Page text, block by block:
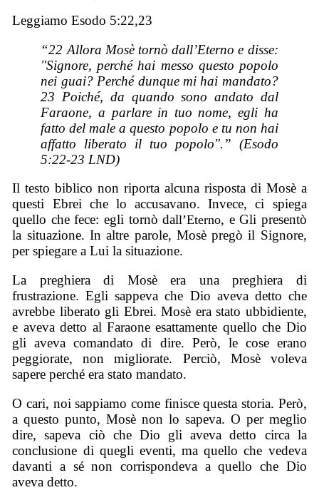
Leggiamo Esodo 5:22,23
“22 Allora Mosè tornò dall’Eterno e disse:
"Signore, perché hai messo questo popolo
nei guai? Perché dunque mi hai mandato?
23 Poiché, da quando sono andato dal
Faraone, a parlare in tuo nome, egli ha
fatto del male a questo popolo e tu non hai
affatto liberato il tuo popolo".” (Esodo
5:22-23 LND)
Il testo biblico non riporta alcuna risposta di Mosè a
questi Ebrei che lo accusavano. Invece, ci spiega
quello che fece: egli tornò dall’Eterno, e Gli presentò
la situazione. In altre parole, Mosè pregò il Signore,
per spiegare a Lui la situazione.
La preghiera di Mosè era una preghiera di
frustrazione. Egli sappeva che Dio aveva detto che
avrebbe liberato gli Ebrei. Mosè era stato ubbidiente,
e aveva detto al Faraone esattamente quello che Dio
gli aveva comandato di dire. Però, le cose erano
peggiorate, non migliorate. Perciò, Mosè voleva
sapere perché era stato mandato.
O cari, noi sappiamo come finisce questa storia. Però,
a questo punto, Mosè non lo sapeva. O per meglio
dire, sapeva ciò che Dio gli aveva detto circa la
conclusione di quegli eventi, ma quello che vedeva
davanti a sé non corrispondeva a quello che Dio
aveva detto.